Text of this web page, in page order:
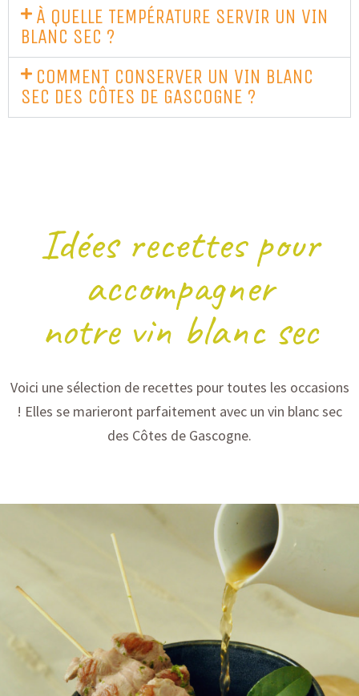
À QUELLE TEMPÉRATURE SERVIR UN VIN
BLANC SEC ?
COMMENT CONSERVER UN VIN BLANC
SEC DES CÔTES DE GASCOGNE ?
Idées recettes pour
accompagner
notre vin blanc sec
Voici une sélection de recettes pour toutes les occasions
! Elles se marieront parfaitement avec un vin blanc sec
des Côtes de Gascogne.